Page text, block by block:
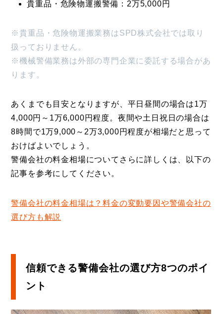
貴重品・危険物運搬警備：2万5,000円
※貴重品・危険物運搬業務はSPD株式会社では取り
扱っておりません。
※機械警備業務は外部の専門企業に委託する場合があ
ります。
あくまでも目安となりますが、平日昼間の場合は1万
4,000円～1万6,000円程度。夜間や土日祝日の場合は
8時間で1万9,000～2万3,000円程度が相場だと思って
おけばよいでしょう。
警備会社の料金相場についてさらに詳しくは、以下の
記事を参考にしてください。
警備会社の料金相場は？料金の変動要因や警備会社の
選び方も解説
信頼できる警備会社の選び方8つのポイ
ント